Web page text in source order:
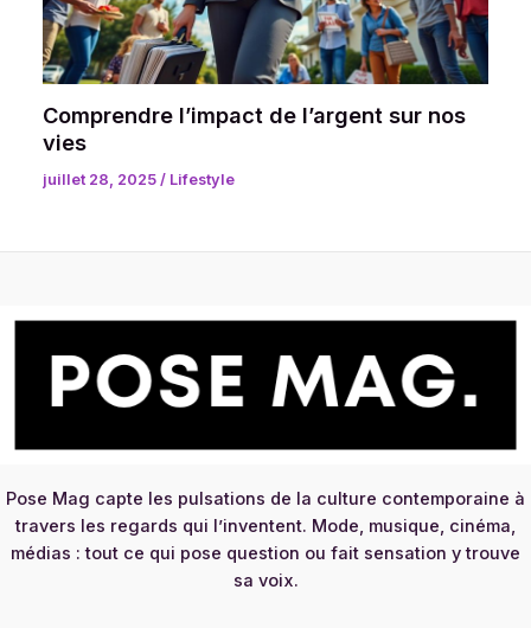
Comprendre l’impact de l’argent sur nos
vies
juillet 28, 2025 / Lifestyle
Pose Mag capte les pulsations de la culture contemporaine à
travers les regards qui l’inventent. Mode, musique, cinéma,
médias : tout ce qui pose question ou fait sensation y trouve
sa voix.